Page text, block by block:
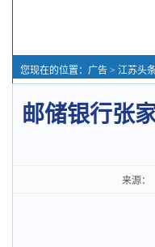
您现在的位置： 广告 > 江苏头
邮储银行张
来源